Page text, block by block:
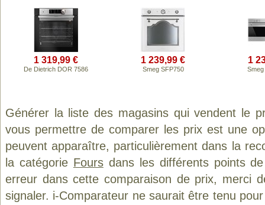
1 319,99 €
De Dietrich DOR 7586
1 239,99 €
Smeg SFP750
1
Générer la liste des magasins qui vendent le
vous permettre de comparer les prix est une
peuvent apparaître, particulièrement dans la
la catégorie Foursdans les différents points
erreur dans cette comparaison de prix, merci
signaler. i-Comparateur ne saurait être tenu